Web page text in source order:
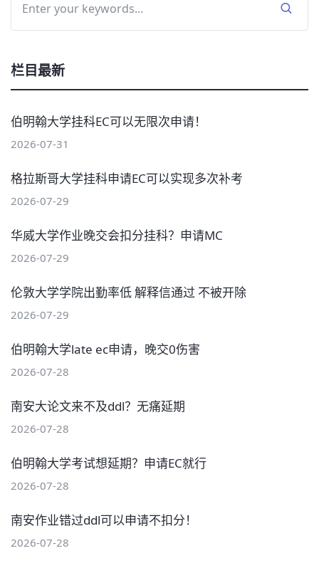
栏目最新
伯明翰大学挂科EC可以无限次申请！
2026-07-31
格拉斯哥大学挂科申请EC可以实现多次补考
2026-07-29
华威大学作业晚交会扣分挂科？申请MC
2026-07-29
伦敦大学学院出勤率低 解释信通过 不被开除
2026-07-29
伯明翰大学late ec申请，晚交0伤害
2026-07-28
南安大论文来不及ddl？无痛延期
2026-07-28
伯明翰大学考试想延期？申请EC就行
2026-07-28
南安作业错过ddl可以申请不扣分！
2026-07-28